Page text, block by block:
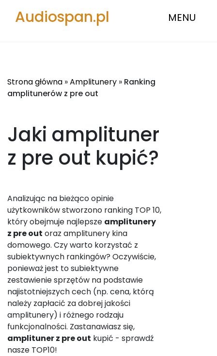
Audiospan.pl MENU
Strona główna »Amplitunery » Ranking
amplitunerów z pre out
Jaki amplituner
z pre out kupić?
Analizując na bieżąco opinie
użytkowników stworzono ranking TOP 10,
który obejmuje najlepsze amplitunery
z pre out oraz amplitunery kina
domowego. Czy warto korzystać z
subiektywnych rankingów? Oczywiście,
ponieważ jest to subiektywne
zestawienie sprzętów na podstawie
najistotniejszych cech (np. cena, którą
należy zapłacić za dobrej jakości
amplitunery) i różnego rodzaju
funkcjonalności. Zastanawiasz się,
amplituner z pre out kupić - sprawdź
nasze TOP10!